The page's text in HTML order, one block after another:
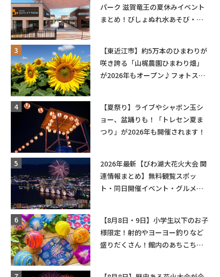
パーク 滋賀竜王の夏休みイベント
まとめ！びしょぬれ水あそび・激
【東近江市】約5万本のひまわりが
咲き誇る「山梶農園ひまわり畑」
が2026年もオープン♪フォトスポ
【夏祭り】ライブやシャボン玉シ
ョー、盆踊りも！「トレセン夏ま
つり」が2026年も開催されます！
2026年最新【びわ湖大花火大会 関
連情報まとめ】無料観覧スポッ
ト・同日開催イベント・グルメマ
【8月8日・9日】小学生以下のお子
様限定！射的やヨーヨー釣りなど
盛りだくさん！館内のあちこちに